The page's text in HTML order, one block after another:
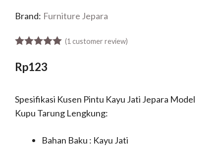
Brand: Furniture Jepara
(1 customer review)
Rp123
Spesifikasi Kusen Pintu Kayu Jati Jepara Model
Kupu Tarung Lengkung:
Bahan Baku : Kayu Jati